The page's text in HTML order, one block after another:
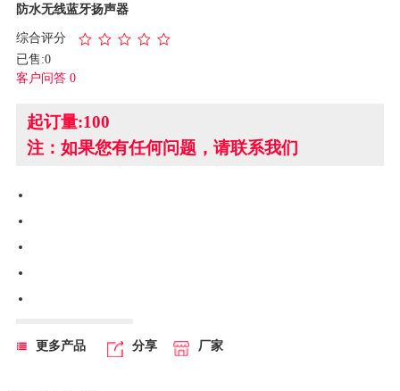
防水无线蓝牙扬声器
综合评分
已售:0
客户问答 0
起订量:100
注：如果您有任何问题，请联系我们
更多产品 分享 厂家